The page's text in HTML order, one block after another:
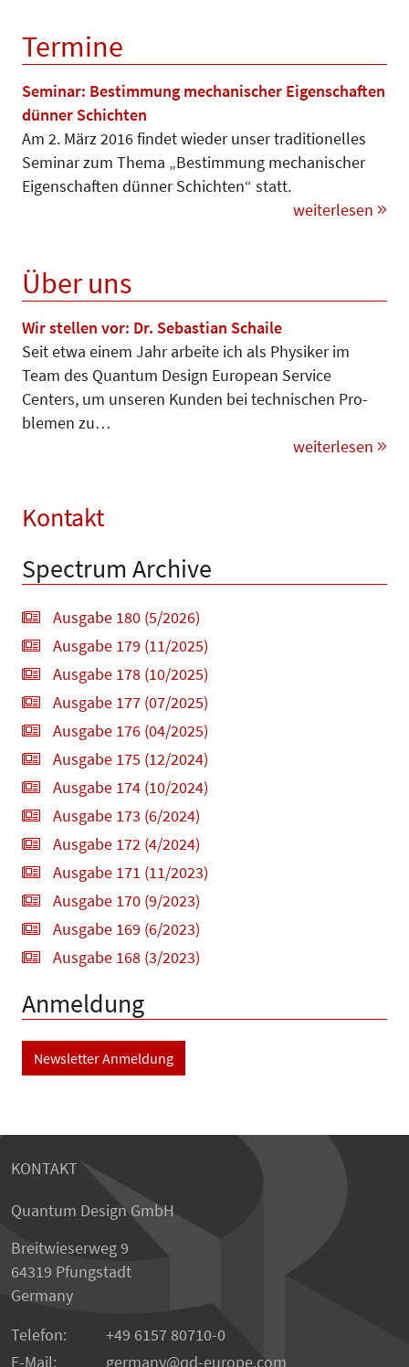
Termine
Seminar: Bestimmung mechanischer Eigenschaften
dünner Schichten
Am 2. März 2016 findet wieder unser traditionelles
Seminar zum Thema „Bestimmung mechanischer
Eigen­schaf­ten dünner Schichten“ statt.
weiterlesen
Über uns
Wir stellen vor: Dr. Sebastian Schaile
Seit etwa einem Jahr arbeite ich als Physiker im
Team des Quantum De­sign European Service
Centers, um un­seren Kunden bei technischen Pro­
blemen zu…
weiterlesen
Kontakt
Spectrum Archive
Ausgabe 180 (5/2026)
Ausgabe 179 (11/2025)
Ausgabe 178 (10/2025)
Ausgabe 177 (07/2025)
Ausgabe 176 (04/2025)
Ausgabe 175 (12/2024)
Ausgabe 174 (10/2024)
Ausgabe 173 (6/2024)
Ausgabe 172 (4/2024)
Ausgabe 171 (11/2023)
Ausgabe 170 (9/2023)
Ausgabe 169 (6/2023)
Ausgabe 168 (3/2023)
Anmeldung
Newsletter Anmeldung
KONTAKT
Quantum Design GmbH
Breitwieserweg 9
64319 Pfungstadt
Germany
Telefon:
+49 6157 80710-0
E-Mail:
germany qd-europe.com